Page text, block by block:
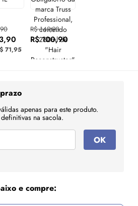
71,95
R$ 149,90
R$ 100,90
apenas para este produto.
na sacola.
OK
e compre: